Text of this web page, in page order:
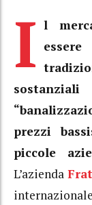
I l
prezzi
piccole
L’azienda